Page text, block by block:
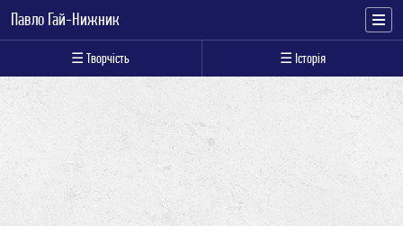
Павло Гай-Нижник
☰ Творчість ☰ Історія